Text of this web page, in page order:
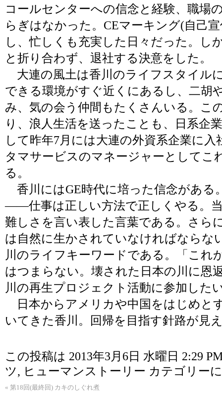
コールセンターへの信念と経験、職場
らぎはなかった。CEマーキング(自己
し、忙しくも充実した日々だった。し
と折り合わず、退社する決意をした。
大連の風土は香川のライフスタイル
できる環境がすぐ近くにあるし、二胡
み、気の会う仲間もたくさんいる。こ
り、浪人生活を送ったことも、日系企
して昨年7月には大連の外資系企業に
タマサービスのマネージャーとしてこ
る。
香川にはGE時代に培った信念がある
――仕事は正しい方法で正しくやる。
難しさを言い表した言葉である。さら
は自然に生かされていなければならな
川のライフキーワードである。「これ
はつまらない。壊された日本の川に恩
川の再生プロジェクト活動に参加した
日本からアメリカや中国をはじめと
いてきた香川。回帰を目指す針路が見
この投稿は 2013年3月6日 水曜日 2:29
ツ, ヒューマンストーリー カテゴリー
« 第18回(最終回) カキのしぐれ煮